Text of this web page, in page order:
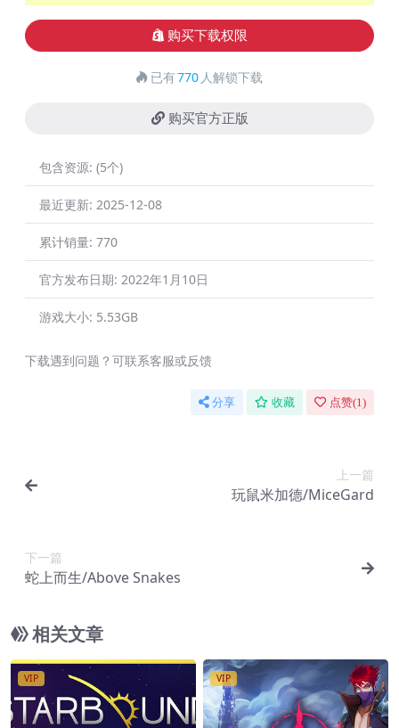
购买下载权限
已有770 人解锁下载
购买官方正版
包含资源: (5个)
最近更新: 2025-12-08
累计销量: 770
官方发布日期: 2022年1月10日
游戏大小: 5.53GB
下载遇到问题？可联系客服或反馈
分享 收藏 点赞(1)
上一篇
玩鼠米加德/MiceGard
下一篇
蛇上而生/Above Snakes
相关文章
VIP VIP